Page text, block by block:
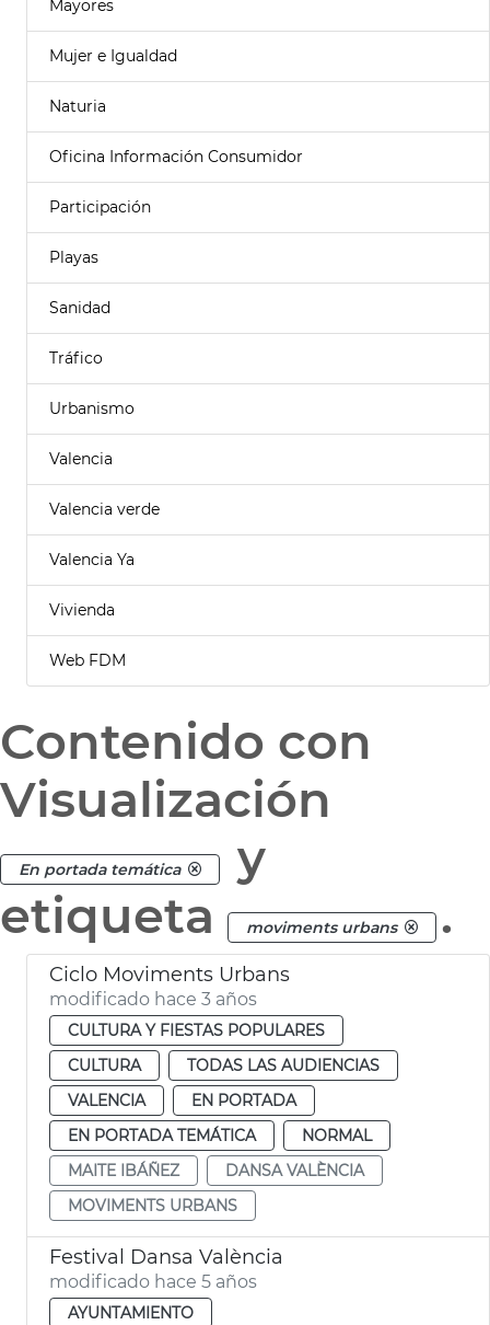
Mayores
Mujer e Igualdad
Naturia
Oficina Información Consumidor
Participación
Playas
Sanidad
Tráfico
Urbanismo
Valencia
Valencia verde
Valencia Ya
Vivienda
Web FDM
Contenido con
Visualización
En portada temática
y
etiqueta
moviments urbans .
Ciclo Moviments Urbans
modificado hace 3 años
CULTURA Y FIESTAS POPULARES
CULTURA
TODAS LAS AUDIENCIAS
VALENCIA
EN PORTADA
EN PORTADA TEMÁTICA
NORMAL
MAITE IBÁÑEZ
DANSA VALÈNCIA
MOVIMENTS URBANS
Festival Dansa València
modificado hace 5 años
AYUNTAMIENTO